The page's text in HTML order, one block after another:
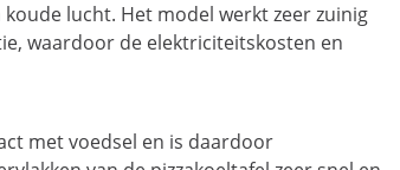
lucht. Het model werkt zeer zuinig
waardoor de elektriciteitskosten en
met voedsel en is daardoor